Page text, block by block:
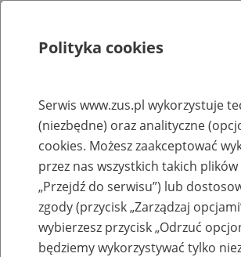
Rejestry, ewidencje i archiwa
Baza zlikwidowanych
przekształconych
Nazwa zakładu pracy:
Polityka cookies
Serwis www.zus.pl wykorzystuje
(niezbędne) oraz analityczne
cookies. Możesz zaakceptować
przez nas wszystkich takich
„Przejdź do serwisu”) lub
zgody (przycisk „Zarządzaj
wybierzesz przycisk „Odrzuć
będziemy wykorzystywać tylko